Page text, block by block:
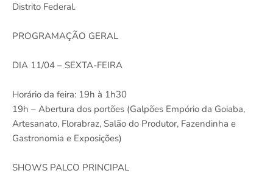
Distrito Federal.
PROGRAMAÇÃO GERAL
DIA 11/04 – SEXTA-FEIRA
Horário da feira: 19h à 1h30
19h – Abertura dos portões (Galpões Empório da Goiaba,
Artesanato, Florabraz, Salão do Produtor, Fazendinha e
Gastronomia e Exposições)
SHOWS PALCO PRINCIPAL